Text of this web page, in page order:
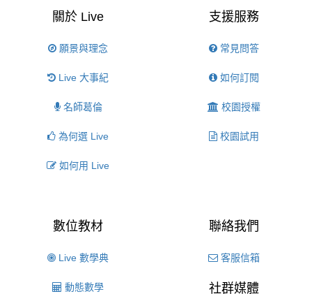
關於 Live
願景與理念
Live 大事紀
名師葛倫
為何選 Live
如何用 Live
支援服務
常見問答
如何訂閱
校園授權
校園試用
數位教材
Live 數學典
動態數學
聯絡我們
客服信箱
社群媒體